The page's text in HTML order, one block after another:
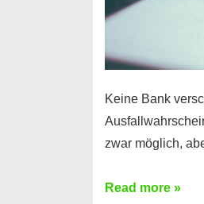
Keine Bank
zwar möglich,
Ist
Read more »